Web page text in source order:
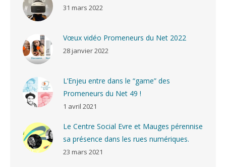
31 mars 2022
Vœux vidéo Promeneurs du Net 2022
28 janvier 2022
L’Enjeu entre dans le “game” des
Promeneurs du Net 49 !
1 avril 2021
Le Centre Social Evre et Mauges pérennise
sa présence dans les rues numériques.
23 mars 2021